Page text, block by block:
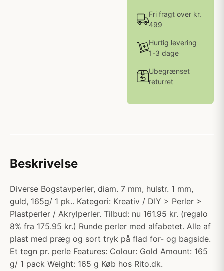
Fri fragt over kr.
499
Hurtig levering
1-3 dage
Ubegrænset
returret
Beskrivelse
Diverse Bogstavperler, diam. 7 mm, hulstr. 1 mm,
guld, 165g/ 1 pk.. Kategori: Kreativ / DIY > Perler >
Plastperler / Akrylperler. Tilbud: nu 161.95 kr. (regalo
8% fra 175.95 kr.) Runde perler med alfabetet. Alle af
plast med præg og sort tryk på flad for- og bagside.
Et tegn pr. perle Features: Colour: Gold Amount: 165
g/ 1 pack Weight: 165 g Køb hos Rito.dk.